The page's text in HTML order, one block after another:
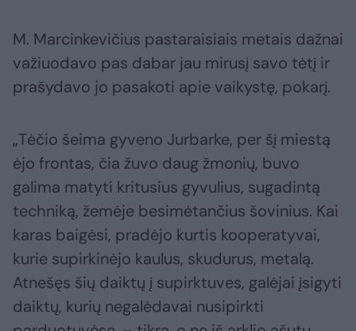
M. Marcinkevičius pastaraisiais metais dažnai
važiuodavo pas dabar jau mirusį savo tėtį ir
prašydavo jo pasakoti apie vaikystę, pokarį.
„Tėčio šeima gyveno Jurbarke, per šį miestą
ėjo frontas, čia žuvo daug žmonių, buvo
galima matyti kritusius gyvulius, sugadintą
techniką, žemėje besimėtančius šovinius. Kai
karas baigėsi, pradėjo kurtis kooperatyvai,
kurie supirkinėjo kaulus, skudurus, metalą.
Atnešęs šių daiktų į supirktuves, galėjai įsigyti
daiktų, kurių negalėdavai nusipirkti